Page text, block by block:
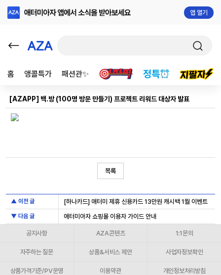
앱 열기
홈 앵콜특가 패션관✨
[AZAPP] 백.방 (100명 방문 만들기) 프로젝트 리워드 대상자 발표
목록
▲ 이전 글 [하나카드] 애터미 제휴 신용카드 13만원 캐시백 1월 이벤트
▼ 다음 글 애터미아자 쇼핑몰 이용자 가이드 안내
공지사항 AZA콘텐츠 1:1문의
자주하는 질문 상품&서비스 제안 사업자정보확인
상품가격기준/PV운영 이용약관 개인정보처리방침